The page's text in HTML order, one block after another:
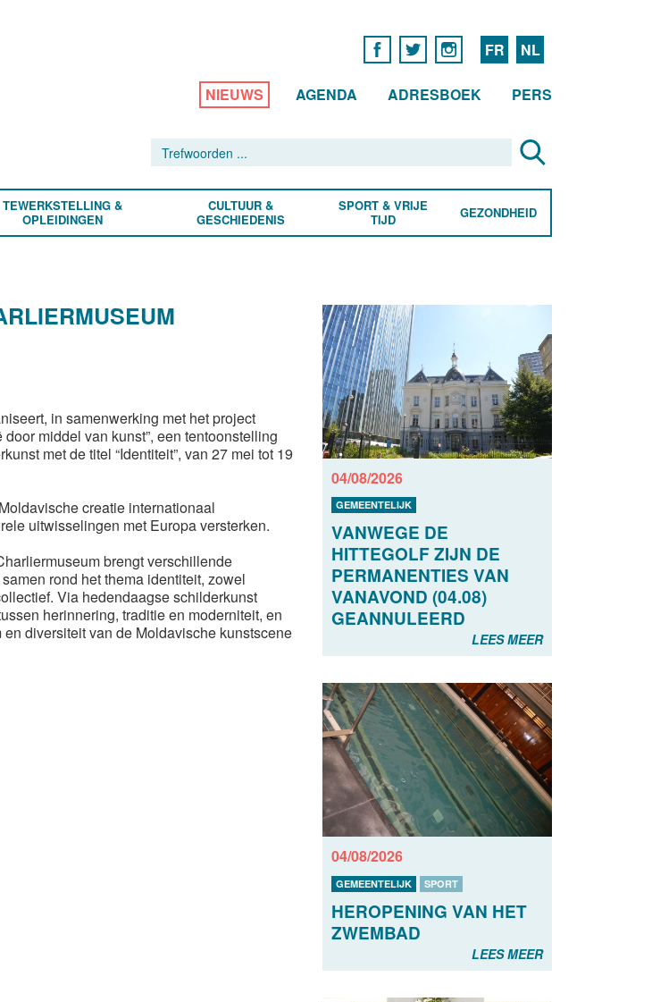
FR NL
NIEUWS AGENDA ADRESBOEK PERS
TEWERKSTELLING &
OPLEIDINGEN
CULTUUR &
GESCHIEDENIS
SPORT & VRIJE
TIJD
GEZONDHEID
in samenwerking met het project
middel van kunst”, een tentoonstelling
met de titel “Identiteit”, van 27 mei tot 19
creatie internationaal
uitwisselingen met Europa versterken.
brengt verschillende
rond het thema identiteit, zowel
Via hedendaagse schilderkunst
herinnering, traditie en moderniteit, en
diversiteit van de Moldavische kunstscene
04/08/2026
GEMEENTELIJK
VANWEGE DE
HITTEGOLF ZIJN DE
PERMANENTIES VAN
VANAVOND (04.08)
GEANNULEERD
LEES MEER
04/08/2026
GEMEENTELIJK SPORT
HEROPENING VAN HET
ZWEMBAD
LEES MEER